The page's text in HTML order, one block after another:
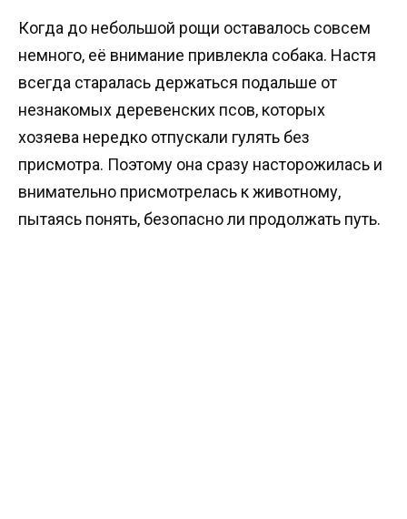
Когда до небольшой рощи оставалось совсем
немного, её внимание привлекла собака. Настя
всегда старалась держаться подальше от
незнакомых деревенских псов, которых
хозяева нередко отпускали гулять без
присмотра. Поэтому она сразу насторожилась и
внимательно присмотрелась к животному,
пытаясь понять, безопасно ли продолжать путь.